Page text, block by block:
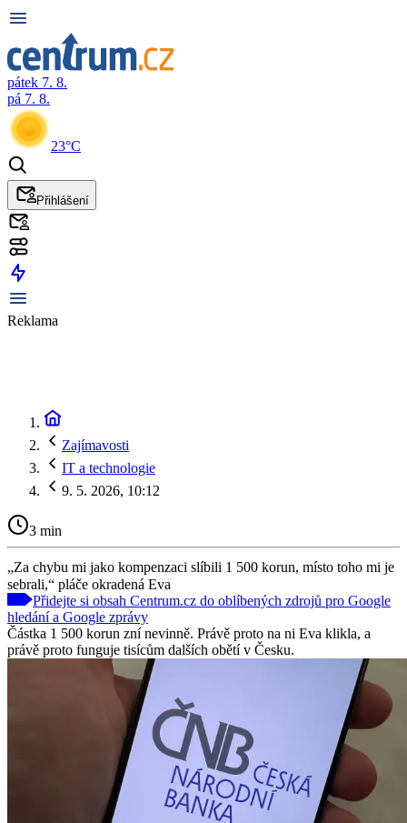
pátek 7. 8.
pá 7. 8.
23°C
Přihlášení
Reklama
Zajímavosti
IT a technologie
9. 5. 2026, 10:12
3 min
„Za chybu mi jako kompenzaci slíbili 1 500 korun, místo toho mi je
sebrali,“ pláče okradená Eva
Přidejte si obsah Centrum.cz do oblíbených zdrojů pro Google
hledání a Google zprávy
Částka 1 500 korun zní nevinně. Právě proto na ni Eva klikla, a
právě proto funguje tisícům dalších obětí v Česku.